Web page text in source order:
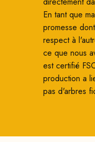
En tant que
promesse
respect à
ce que nous
est certifié
production a
pas d'arbres